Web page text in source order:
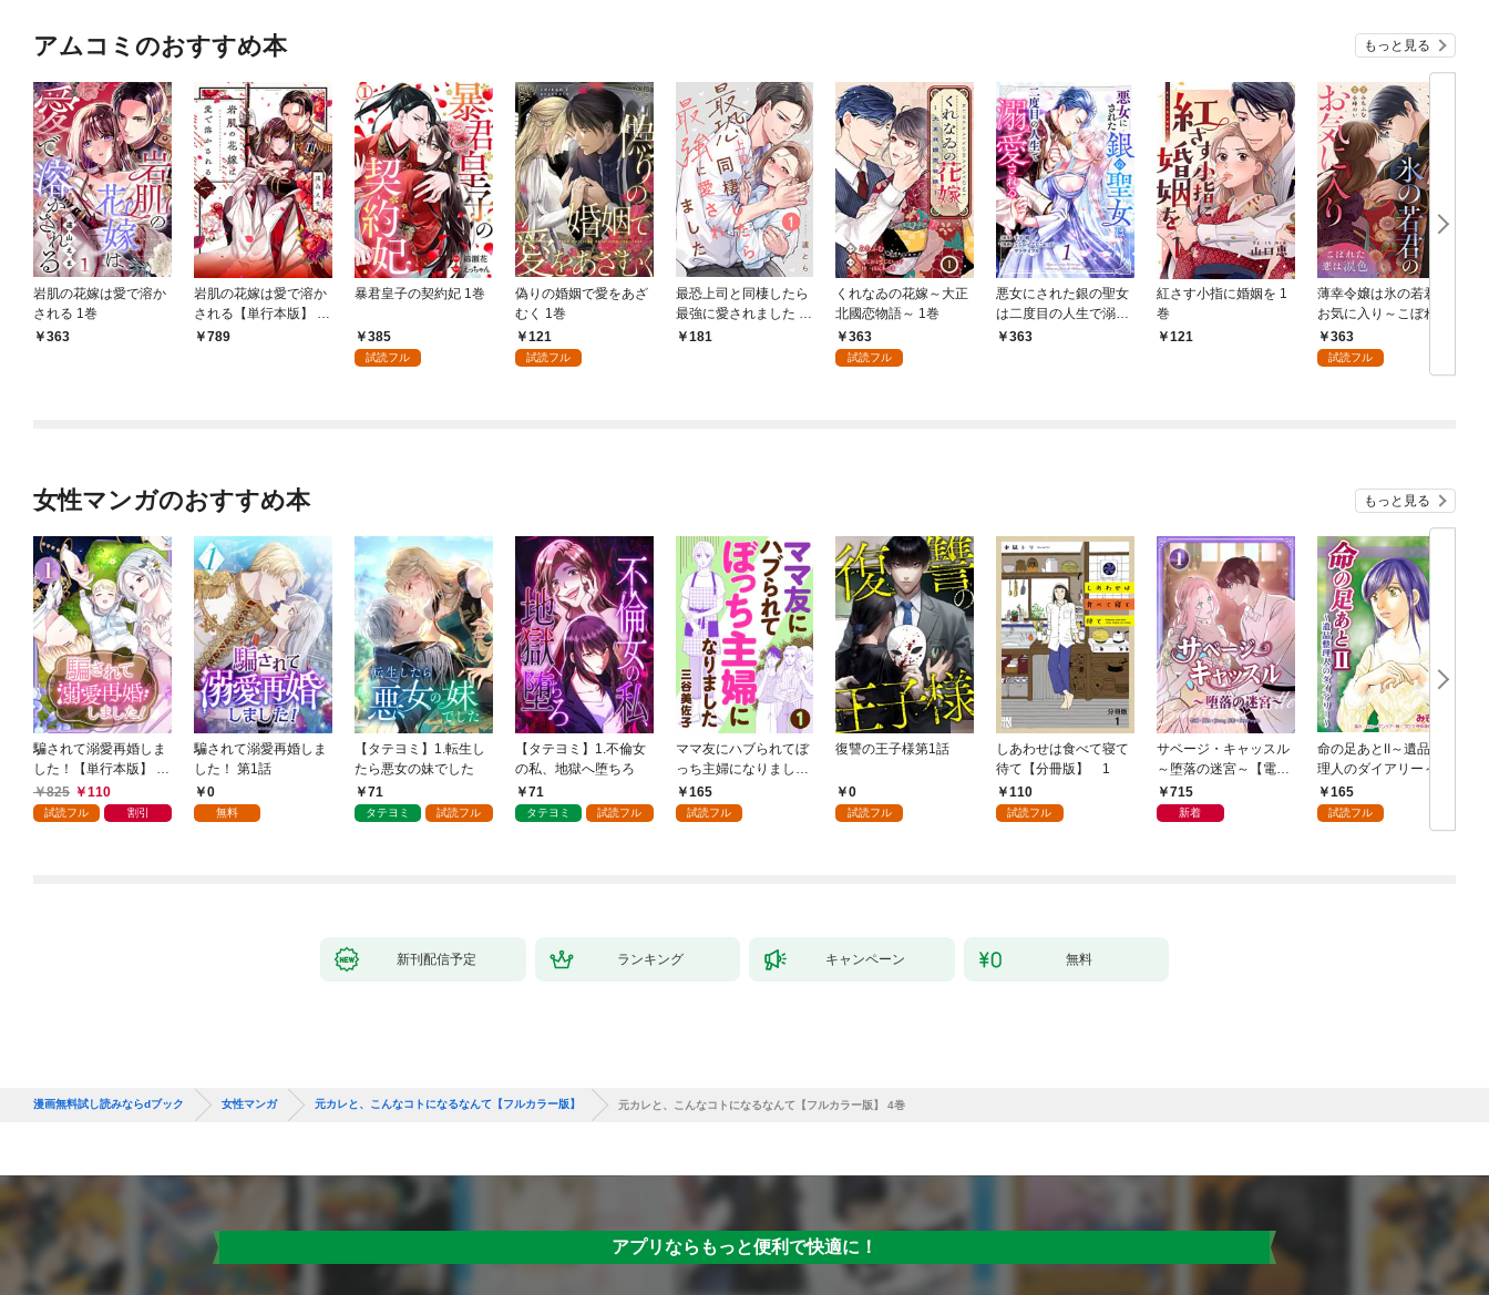
アムコミのおすすめ本 もっと見る
岩肌の花嫁は愛で溶か
される 1巻
363
岩肌の花嫁は愛で溶か
される【単行本版】 1
巻789
暴君皇子の契約妃 1巻
385
試読フル
偽りの婚姻で愛をあざ
むく 1巻
121
試読フル
最恐上司と同棲したら
最強に愛されました 1
巻181
くれなゐの花嫁～大正
北國恋物語～ 1巻
363
試読フル
悪女にされた銀の聖女
は二度目の人生で溺愛
される 1巻
363
紅さす小指に婚姻を 1
巻
121
薄幸令嬢は氷の若君の
お気に入り～こぼれた
恋は涙色～ 1巻
363
試読フル
女性マンガのおすすめ本 もっと見る
騙されて溺愛再婚しま
した！【単行本版】 1
巻825 110
試読フル 割引
騙されて溺愛再婚しま
した！ 第1話
0
無料
【タテヨミ】1.転生し
たら悪女の妹でした
71
タテヨミ 試読フル
【タテヨミ】1.不倫女
の私、地獄へ堕ちろ
71
タテヨミ 試読フル
ママ友にハブられてぼ
っち主婦になりました
【分冊版】 1
165
試読フル
復讐の王子様第1話
0
試読フル
しあわせは食べて寝て
待て【分冊版】 1
110
試読フル
サベージ・キャッスル
～堕落の迷宮～【電子
単行本版】 第1巻
715
新着
命の足あとⅡ～遺品整
理人のダイアリー～
1巻165
試読フル
新刊配信予定 ランキング キャンペーン 無料
漫画無料試し読みならdブック 女性マンガ 元カレと、こんなコトになるなんて【フルカラー版】 元カレと、こんなコトになるなんて【フルカラー版】 4巻
アプリならもっと便利で快適に！